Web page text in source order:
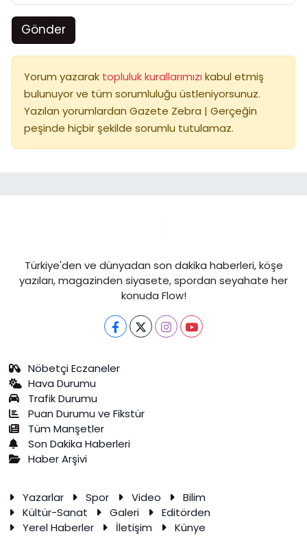
Gönder
Yorum yazarak topluluk kurallarımızı kabul etmiş
bulunuyor ve tüm sorumluluğu üstleniyorsunuz.
Yazılan yorumlardan Gazete Zebra | Gerçeğin
peşinde hiçbir şekilde sorumlu tutulamaz.
Türkiye'den ve dünyadan son dakika haberleri, köşe
yazıları, magazinden siyasete, spordan seyahate her
konuda Flow!
Nöbetçi Eczaneler
Hava Durumu
Trafik Durumu
Puan Durumu ve Fikstür
Tüm Manşetler
Son Dakika Haberleri
Haber Arşivi
Yazarlar Spor Video
Bilim
Kültür-Sanat
Galeri
Editörden
Yerel Haberler
İletişim Künye